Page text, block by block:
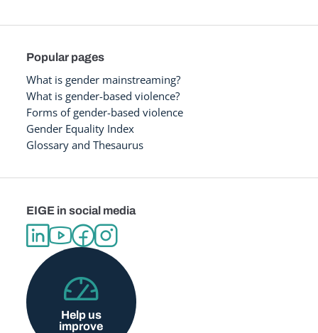
Popular pages
What is gender mainstreaming?
What is gender-based violence?
Forms of gender-based violence
Gender Equality Index
Glossary and Thesaurus
EIGE in social media
Help us
improve